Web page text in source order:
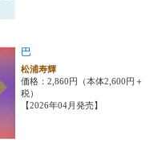
巴
松浦寿輝
価格：2,860円（本体2,600円＋
税）
【2026年04月発売】